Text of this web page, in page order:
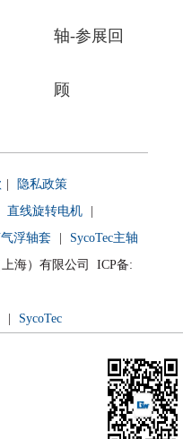
轴-参展回
顾
|
隐私政策
直线旋转电机
|
浮轴套 |
SycoTec主轴
海）有限公司 ICP备:
| SycoTec